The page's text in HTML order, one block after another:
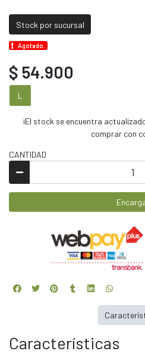
Stock por sucursal
Agotado.
$ 54.900
L
¡El stock se encuentra
comprar con
CANTIDAD
Características